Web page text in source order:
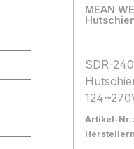
MEAN
SDR-
DC
Artikel-Nr.: